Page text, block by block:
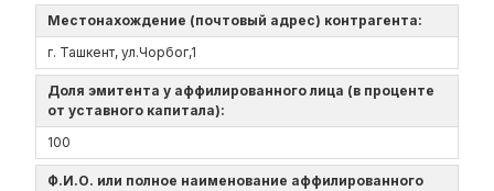
Местонахождение (почтовый адрес) контрагента:
г. Ташкент, ул.Чорбог,1
Доля эмитента у аффилированного лица (в проценте
от уставного капитала):
100
Ф.И.О. или полное наименование аффилированного